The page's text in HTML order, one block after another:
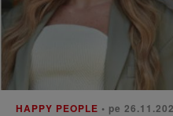
HAPPY PEOPLE • pe